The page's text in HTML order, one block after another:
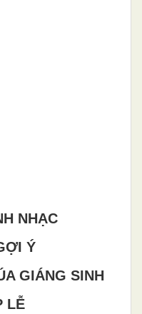
NHẠC
Ý
GIÁNG SINH
LỄ